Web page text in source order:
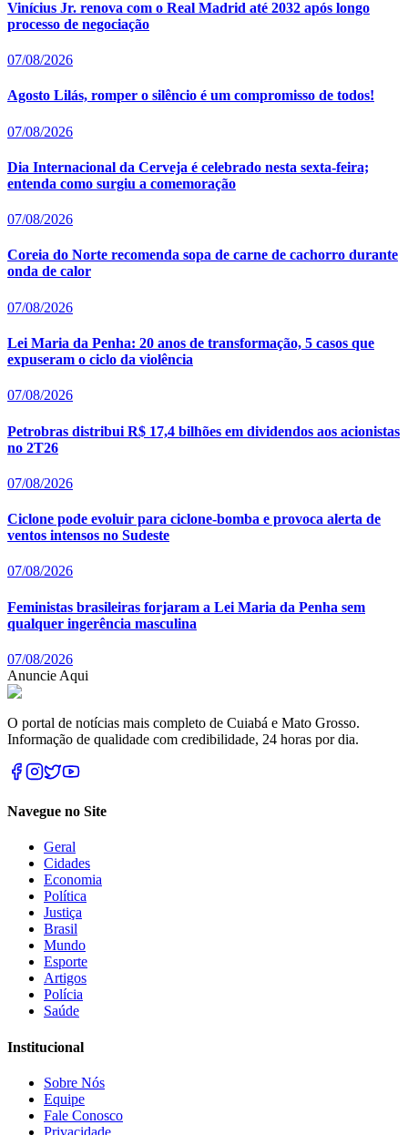
Vinícius Jr. renova com o Real Madrid até 2032 após longo
processo de negociação
07/08/2026
Agosto Lilás, romper o silêncio é um compromisso de todos!
07/08/2026
Dia Internacional da Cerveja é celebrado nesta sexta-feira;
entenda como surgiu a comemoração
07/08/2026
Coreia do Norte recomenda sopa de carne de cachorro durante
onda de calor
07/08/2026
Lei Maria da Penha: 20 anos de transformação, 5 casos que
expuseram o ciclo da violência
07/08/2026
Petrobras distribui R$ 17,4 bilhões em dividendos aos acionistas
no 2T26
07/08/2026
Ciclone pode evoluir para ciclone-bomba e provoca alerta de
ventos intensos no Sudeste
07/08/2026
Feministas brasileiras forjaram a Lei Maria da Penha sem
qualquer ingerência masculina
07/08/2026
Anuncie Aqui
O portal de notícias mais completo de Cuiabá e Mato Grosso.
Informação de qualidade com credibilidade, 24 horas por dia.
Navegue no Site
Geral
Cidades
Economia
Política
Justiça
Brasil
Mundo
Esporte
Artigos
Polícia
Saúde
Institucional
Sobre Nós
Equipe
Fale Conosco
Privacidade